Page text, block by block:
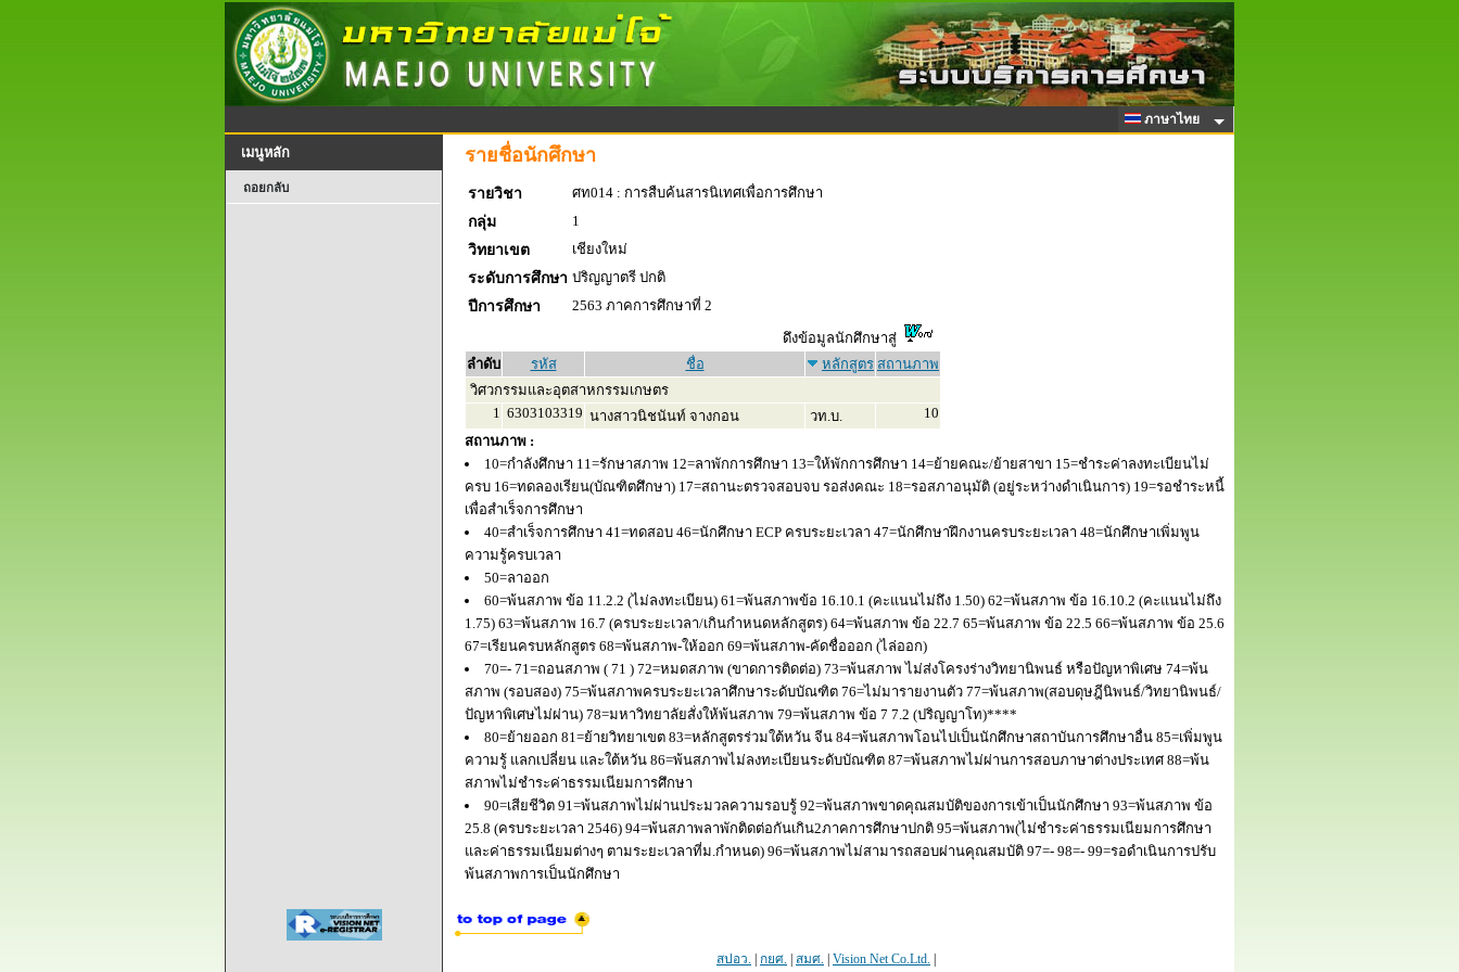
ภาษาไทย
เมนูหลัก
ถอยกลับ
รายชื่อนักศึกษา
รายวิชา
ศท014 : การสืบค้นสารนิเทศเพื่อการศึกษา
กลุ่ม
1
วิทยาเขต
เชียงใหม่
ระดับการศึกษา ปริญญาตรี ปกติ
ปีการศึกษา
2563 ภาคการศึกษาที่ 2
ดึงข้อมูลนักศึกษาสู่
ลำดับ
รหัส ชื่อ หลักสูตร สถานภาพ
วิศวกรรมและอุตสาหกรรมเกษตร
1 6303103319 นางสาวนิชนันท์ จางกอน วท.บ.
10
สถานภาพ :
10=กำลังศึกษา 11=รักษาสภาพ 12=ลาพักการศึกษา 13=ให้พักการศึกษา 14=ย้ายคณะ/ย้ายสาขา 15=ชำระค่าลงทะเบียนไม่
ครบ 16=ทดลองเรียน(บัณฑิตศึกษา) 17=สถานะตรวจสอบจบ รอส่งคณะ 18=รอสภาอนุมัติ (อยู่ระหว่างดำเนินการ) 19=รอชำระหนี้
เพื่อสำเร็จการศึกษา
40=สำเร็จการศึกษา 41=ทดสอบ 46=นักศึกษา ECP ครบระยะเวลา 47=นักศึกษาฝึกงานครบระยะเวลา 48=นักศึกษาเพิ่มพูน
ความรู้ครบเวลา
50=ลาออก
60=พ้นสภาพ ข้อ 11.2.2 (ไม่ลงทะเบียน) 61=พ้นสภาพข้อ 16.10.1 (คะแนนไม่ถึง 1.50) 62=พ้นสภาพ ข้อ 16.10.2 (คะแนนไม่ถึง
1.75) 63=พ้นสภาพ 16.7 (ครบระยะเวลา/เกินกำหนดหลักสูตร) 64=พ้นสภาพ ข้อ 22.7 65=พ้นสภาพ ข้อ 22.5 66=พ้นสภาพ ข้อ 25.6
67=เรียนครบหลักสูตร 68=พ้นสภาพ-ให้ออก 69=พ้นสภาพ-คัดชื่อออก (ไล่ออก)
70=- 71=ถอนสภาพ ( 71 ) 72=หมดสภาพ (ขาดการติดต่อ) 73=พ้นสภาพ ไม่ส่งโครงร่างวิทยานิพนธ์ หรือปัญหาพิเศษ 74=พ้น
สภาพ (รอบสอง) 75=พ้นสภาพครบระยะเวลาศึกษาระดับบัณฑิต 76=ไม่มารายงานตัว 77=พ้นสภาพ(สอบดุษฎีนิพนธ์/วิทยานิพนธ์/
ปัญหาพิเศษไม่ผ่าน) 78=มหาวิทยาลัยสั่งให้พ้นสภาพ 79=พ้นสภาพ ข้อ 7 7.2 (ปริญญาโท)****
80=ย้ายออก 81=ย้ายวิทยาเขต 83=หลักสูตรร่วมใต้หวัน จีน 84=พ้นสภาพโอนไปเป็นนักศึกษาสถาบันการศึกษาอื่น 85=เพิ่มพูน
ความรู้ แลกเปลี่ยน และใต้หวัน 86=พ้นสภาพไม่ลงทะเบียนระดับบัณฑิต 87=พ้นสภาพไม่ผ่านการสอบภาษาต่างประเทศ 88=พ้น
สภาพไม่ชำระค่าธรรมเนียมการศึกษา
90=เสียชีวิต 91=พ้นสภาพไม่ผ่านประมวลความรอบรู้ 92=พ้นสภาพขาดคุณสมบัติของการเข้าเป็นนักศึกษา 93=พ้นสภาพ ข้อ
25.8 (ครบระยะเวลา 2546) 94=พ้นสภาพลาพักติดต่อกันเกิน2ภาคการศึกษาปกติ 95=พ้นสภาพ(ไม่ชำระค่าธรรมเนียมการศึกษา
และค่าธรรมเนียมต่างๆ ตามระยะเวลาที่ม.กำหนด) 96=พ้นสภาพไม่สามารถสอบผ่านคุณสมบัติ 97=- 98=- 99=รอดำเนินการปรับ
พ้นสภาพการเป็นนักศึกษา
สปอว. กยศ. สมศ. Vision Net Co.Ltd.